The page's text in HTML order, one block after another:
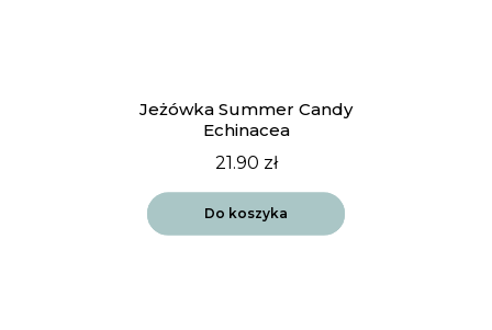
Jeżówka Summer Candy
Echinacea
21.90 zł
Do koszyka